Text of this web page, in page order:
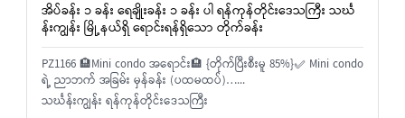
အိပ်ခန်း ၁ ခန်း ရေချိုးခန်း ၁ ခန်း ပါ ရန်ကုန်တိုင်းဒေသကြီး သင်္ဃ
န်းကျွန်း မြို့နယ်ရှိ ရောင်းရန်ရှိသော တိုက်ခန်း
PZ1166 🏨Mini condo အရောင်း🏨 {တိုက်ပြီးစီးမူ 85%}✅ Mini condo
ရဲ့ ညာဘက် အခြမ်း မှန်ခန်း (ပထမထပ်)…...
သင်္ဃန်းကျွန်း ရန်ကုန်တိုင်းဒေသကြီး